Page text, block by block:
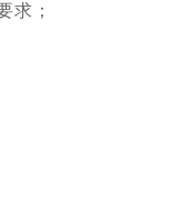
求；